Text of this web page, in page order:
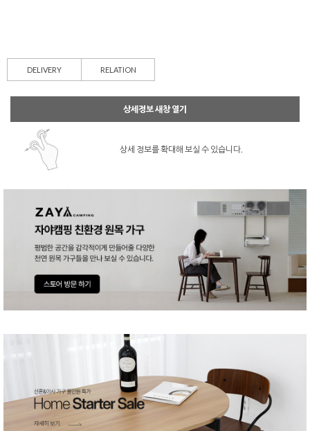
DELIVERY RELATION
상세정보 새창 열기
상세 정보를 확대해 보실 수 있습니다.